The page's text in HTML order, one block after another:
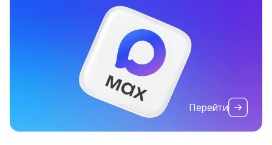
Перейти